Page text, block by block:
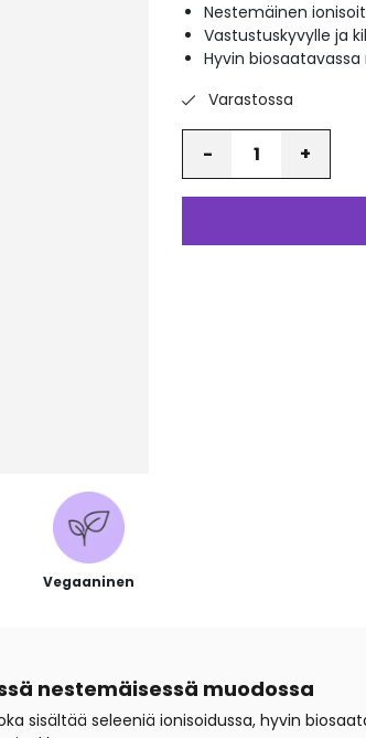
Nestemäinen
Vastustuskyvylle ja
Hyvin
Varastossa
Vegaaninen
nestemäisessä muodossa
sisältää seleeniä ionisoidussa, hyvin